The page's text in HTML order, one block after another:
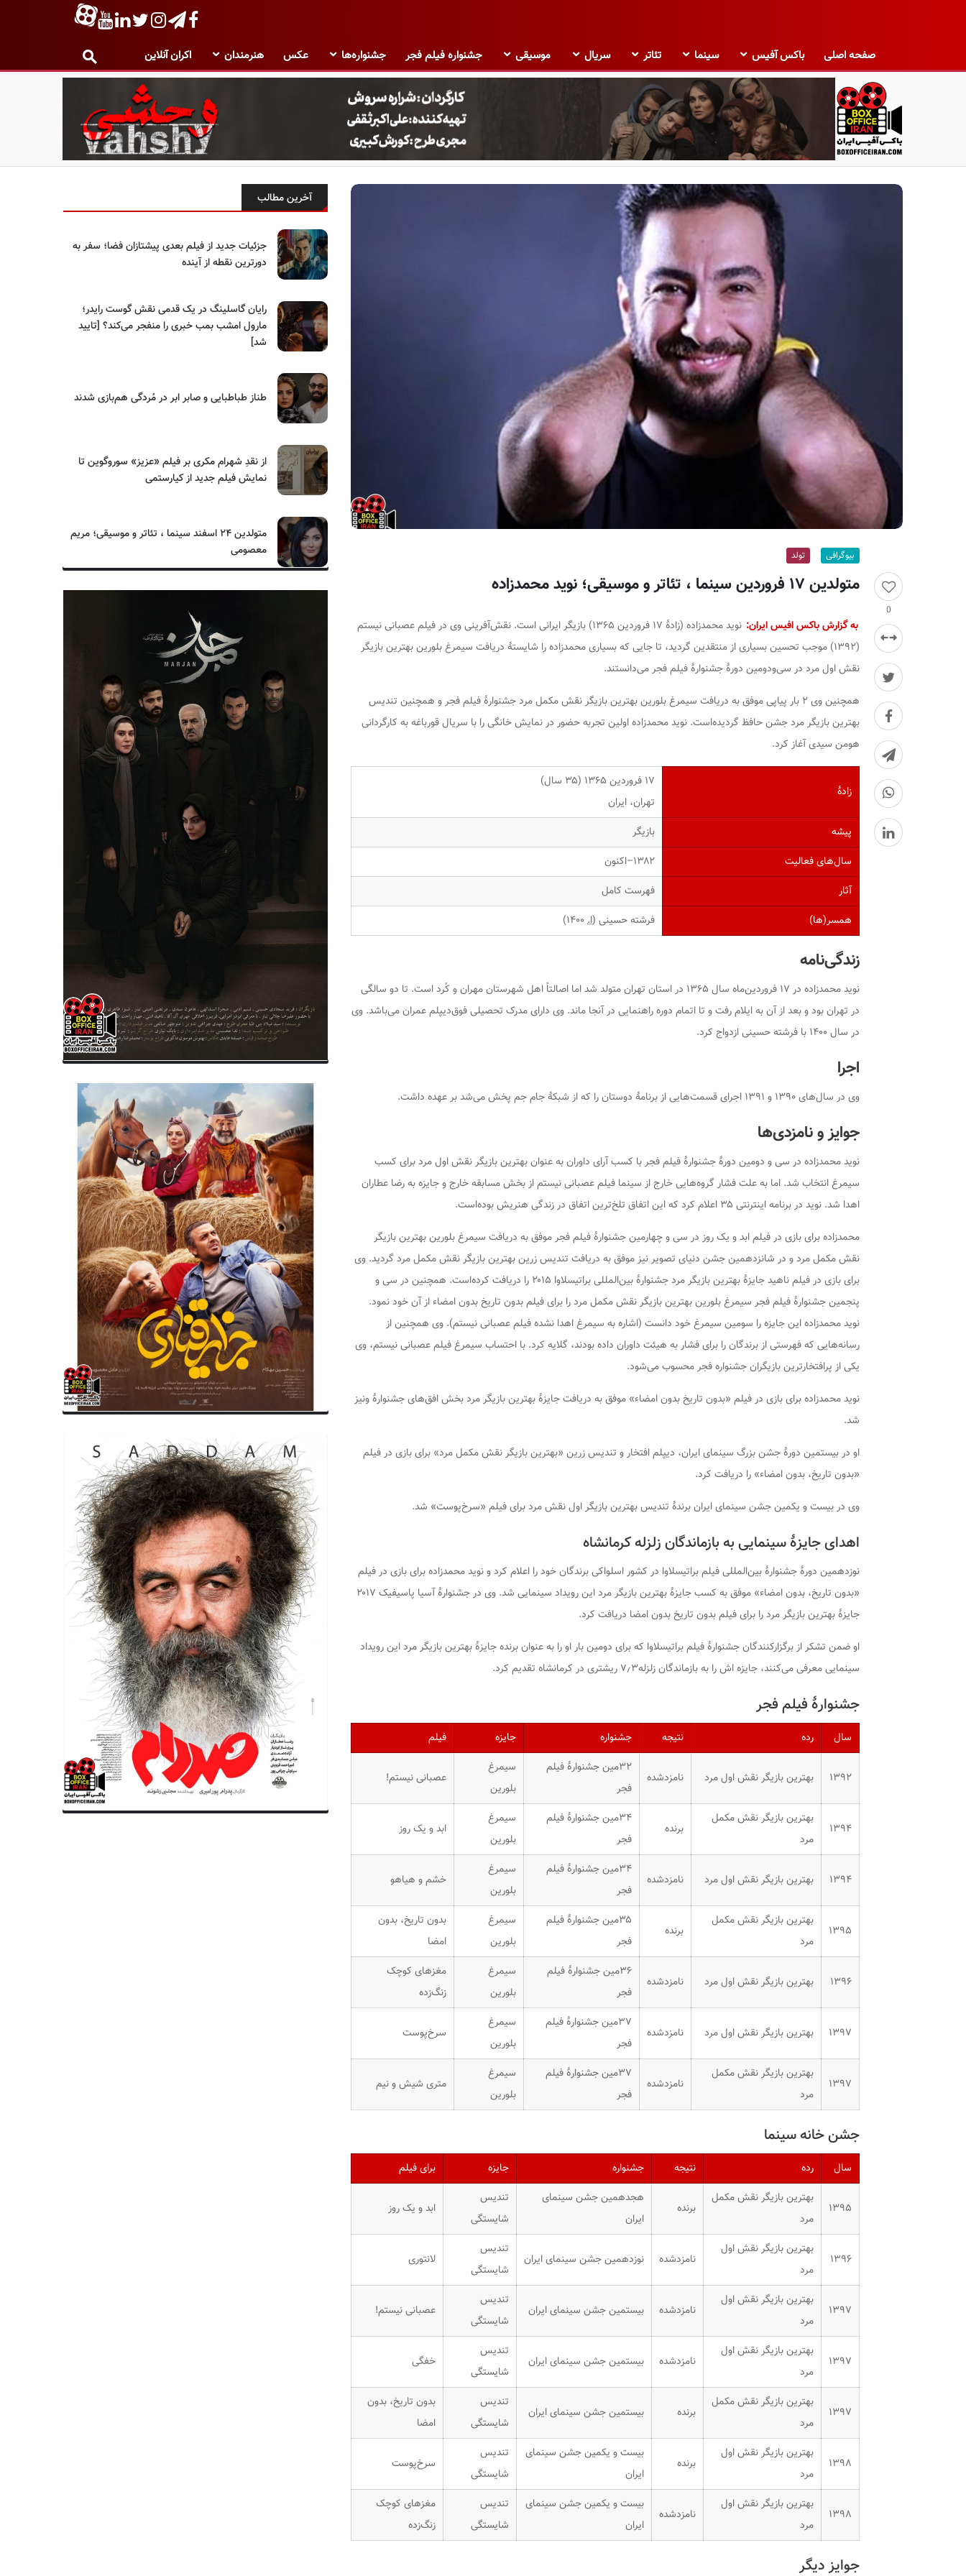
صفحه اصلی باکس آفیس سینما تئاتر سریال موسیقی جشنواره فیلم فجر جشنواره‌ها عکس هنرمندان اکران آنلاین
ب
ک
0
بیوگرافی تولد
متولدین ۱۷ فروردین سینما ، تئاتر و موسیقی؛ نوید محمدزاده
به گزارش باکس افیس ایران: نوید محمدزاده (زادهٔ ۱۷ فروردین ۱۳۶۵) بازیگر ایرانی است. نقش‌آفرینی وی در فیلم
عصبانی نیستم
(۱۳۹۲) موجب تحسین بسیاری از منتقدین گردید، تا جایی که بسیاری محمدزاده را شایستهٔ دریافت سیمرغ بلورین بهترین بازیگر
نقش اول مرد در سی‌ودومین دورهٔ جشنوارهٔ فیلم فجر می‌دانستند.
همچنین وی ۲ بار پیاپی موفق به دریافت سیمرغ بلورین بهترین بازیگر نقش مکمل مرد جشنوارهٔ فیلم فجر و همچنین تندیس
بهترین بازیگر مرد جشن حافظ گردیده‌است. نوید محمدزاده اولین تجربه حضور در نمایش خانگی را با سریالقورباغهبه کارگردانی
هومن سیدی آغاز کرد.
زادهٔ
۱۷ فروردین ۱۳۶۵ ‏(۳۵ سال)
تهران، ایران
پیشه
بازیگر
سال‌های فعالیت
۱۳۸۲–اکنون
آثار
فهرست کامل
همسر(ها)
فرشته حسینی (ا.
زندگی‌نامه
نوید محمدزاده در ۱۷ فروردین‌ماه سال ۱۳۶۵ در استان تهران متولد شد اما اصالتاً اهل شهرستان مهران و کُرد است. تا دو سالگی
در تهران بود و بعد از آن به ایلام رفت و تا اتمام دوره راهنمایی در آنجا ماند. وی دارای مدرک تحصیلی فوق‌دیپلم عمران می‌باشد. وی
در سال ۱۴۰۰ با فرشته حسینی ازدواج کرد.
اجرا
وی در سال‌های ۱۳۹۰ و ۱۳۹۱ اجرای قسمت‌هایی از برنامهٔ دوستانرا که از شبکهٔ جام جم پخش می‌شد بر عهده داشت.
جوایز و نامزدی‌ها
نوید محمدزاده در سی و دومین دورهٔ جشنوارهٔ فیلم فجر با کسب آرای داوران به عنوان بهترین بازیگر نقش اول مرد برای کسب
سیمرغ انتخاب شد. اما به علت فشار گروه‌هایی خارج از سینما فیلمعصبانی نیستماز بخش مسابقه خارج و جایزه به رضا عطاران
اهدا شد. نوید در برنامه اینترنتی ۳۵ اعلام کرد که این اتفاق تلخ‌ترین اتفاق در زندگی هنریش بوده‌است.
محمدزاده برای بازی در فیلمابد و یک روز در سی و چهارمین جشنوارهٔ فیلم فجر موفق به دریافت سیمرغ بلورین بهترین بازیگر
نقش مکمل مرد و در شانزدهمین جشن دنیای تصویر نیز موفق به دریافت تندیس زرین بهترین بازیگر نقش مکمل مرد گردید. وی
برای بازی در فیلمناهید
جایزهٔ بهترین بازیگر مرد جشنوارهٔ بین‌المللی براتیسلاوا ۲۰۱۵ را دریافت کرده‌است. همچنین در سی و
پنجمین جشنوارهٔ فیلم فجر سیمرغ بلورین بهترین بازیگر نقش مکمل مرد را برای فیلمبدون تاریخ بدون امضاءاز آن خود نمود.
نوید محمدزاده این جایزه را سومین سیمرغ خود دانست (اشاره به سیمرغ اهدا نشده فیلمعصبانی نیستم). وی همچنین از
رسانه‌هایی که فهرستی از برندگان را برای فشار به هیئت داوران داده بودند، گلایه کرد. با احتساب سیمرغ فیلم عصبانی نیستم، وی
یکی از پرافتخارترین بازیگران جشنواره فجر محسوب می‌شود.
نوید محمدزاده برای بازی در فیلم «بدون تاریخ بدون امضاء» موفق به دریافت جایزهٔ بهترین بازیگر مرد بخش افق‌های جشنوارهٔ ونیز
شد.
او در بیستمین دورهٔ جشن بزرگ سینمای ایران، دیپلم افتخار و تندیس زرین «بهترین بازیگر نقش مکمل مرد» برای بازی در فیلم
«بدون تاریخ، بدون امضاء» را دریافت کرد.
وی در بیست و یکمین جشن سینمای ایران برندهٔ تندیس بهترین بازیگر اول نقش مرد برای فیلم «سرخ‌پوست» شد.
اهدای جایزهٔ سینمایی به بازماندگان زلزله کرمانشاه
نوزدهمین دورهٔ جشنوارهٔ بین‌المللی فیلم براتیسلاوا در کشور اسلواکی برندگان خود را اعلام کرد و نوید محمدزاده برای بازی در فیلم
«بدون تاریخ، بدون امضاء» موفق به کسب جایزهٔ بهترین بازیگر مرد این رویداد سینمایی شد. وی در جشنوارهٔ آسیا پاسیفیک ۲۰۱۷
جایزهٔ بهترین بازیگر مرد را برای فیلم بدون تاریخ بدون امضا دریافت کرد.
او ضمن تشکر از برگزارکنندگان جشنوارهٔ فیلم براتیسلاوا که برای دومین بار او را به عنوان برنده جایزهٔ بهترین بازیگر مرد این رویداد
سینمایی معرفی می‌کنند، جایزه اش را به بازماندگان زلزله۷٫۳ ریشتری در کرمانشاه تقدیم کرد.
جشنوارهٔ فیلم فجر
سال رده نتیجه جشنواره جایزه فیلم
۱۳۹۲ بهترین بازیگر نقش اول مرد نامزدشده
۳۲مین جشنوارهٔ فیلم
فجر
سیمرغ
بلورین
عصبانی نیستم!
۱۳۹۴
بهترین بازیگر نقش مکمل
مرد
برنده
۳۴مین جشنوارهٔ فیلم
فجر
سیمرغ
بلورین
ابد و یک روز
۱۳۹۴ بهترین بازیگر نقش اول مرد نامزدشده
۳۴مین جشنوارهٔ فیلم
فجر
سیمرغ
بلورین
خشم و هیاهو
۱۳۹۵
بهترین بازیگر نقش مکمل
مرد
برنده
۳۵مین جشنوارهٔ فیلم
فجر
سیمرغ
بلورین
بدون تاریخ، بدون
امضا
۱۳۹۶ بهترین بازیگر نقش اول مرد نامزدشده
۳۶مین جشنوارهٔ فیلم
فجر
سیمرغ
بلورین
مغزهای کوچک
زنگ‌زده
۱۳۹۷ بهترین بازیگر نقش اول مرد نامزدشده
۳۷مین جشنوارهٔ فیلم
فجر
سیمرغ
بلورین
سرخ‌پوست
۱۳۹۷
بهترین بازیگر نقش مکمل
مرد
نامزدشده
۳۷مین جشنوارهٔ فیلم
فجر
سیمرغ
بلورین
متری شیش و نیم
جشن خانه سینما
سال رده نتیجه جشنواره جایزه برای فیلم
۱۳۹۵
بهترین بازیگر نقش مکمل
مرد
برنده
هجدهمین جشن سینمای
ایران
تندیس
شایستگی
ابد و یک روز
۱۳۹۶
بهترین بازیگر نقش اول
مرد
نامزدشده نوزدهمین جشن سینمای ایران
تندیس
شایستگی
لانتوری
۱۳۹۷
بهترین بازیگر نقش اول
مرد
نامزدشده بیستمین جشن سینمای ایران
تندیس
شایستگی
عصبانی نیستم!
۱۳۹۷
بهترین بازیگر نقش اول
مرد
نامزدشده بیستمین جشن سینمای ایران
تندیس
شایستگی
خفگی
۱۳۹۷
بهترین بازیگر نقش مکمل
مرد
برنده بیستمین جشن سینمای ایران
تندیس
شایستگی
بدون تاریخ، بدون
امضا
۱۳۹۸
بهترین بازیگر نقش اول
مرد
برنده
بیست و یکمین جشن سینمای
ایران
تندیس
شایستگی
سرخ‌پوست
۱۳۹۸
بهترین بازیگر نقش اول
مرد
نامزدشده
بیست و یکمین جشن سینمای
ایران
تندیس
شایستگی
مغزهای کوچک
زنگ‌زده
جوایز دیگر
آخرین مطالب
جزئیات جدید از فیلم بعدی پیشتازان فضا؛ سفر به
دورترین نقطه از آینده
رایان گاسلینگ در یک قدمی نقش گوست رایدر؛
مارول امشب بمب خبری را منفجر می‌کند؟ [تایید
شد]
طناز طباطبایی و صابر ابر در مُردگی هم‌بازی شدند
از نقدِ شهرام مکری بر فیلم «عزیز» سوروگوین تا
نمایش فیلم جدید از کیارستمی
متولدین ۲۴ اسفند سینما ، تئاتر و موسیقی؛ مریم
معصومی